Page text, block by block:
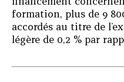
formation, plus de 9
accordés au titre de
légère de 0,2 % par